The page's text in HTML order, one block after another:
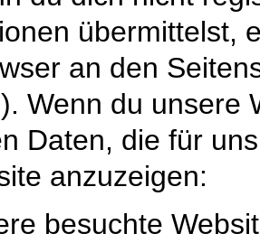
übermittelst,
an den
Wenn du unsere
Daten, die für
anzuzeigen:
besuchte